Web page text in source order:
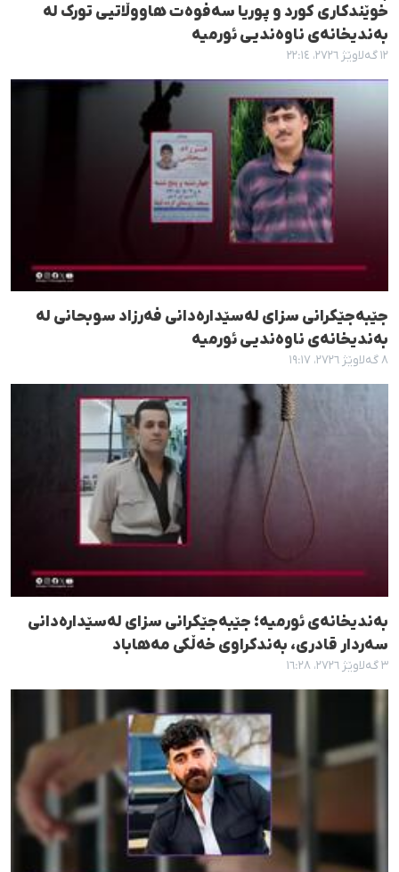
خوێندکاری کورد و پوریا سەفوەت هاووڵاتیی تورک لە
بەندیخانەی ناوەندیی ئورمیە
١٢ گەلاوێژ ٢٧٢٦، ٢٢:١٤
جێبەجێکرانی سزای لەسێدارەدانی فەرزاد سوبحانی لە
بەندیخانەی ناوەندیی ئورمیە
٨ گەلاوێژ ٢٧٢٦، ١٩:١٧
بەندیخانەی ئورمیە؛ جێبەجێکرانی سزای لەسێدارەدانی
سەردار قادری، بەندکراوی خەڵکی مەهاباد
٣ گەلاوێژ ٢٧٢٦، ١٦:٢٨